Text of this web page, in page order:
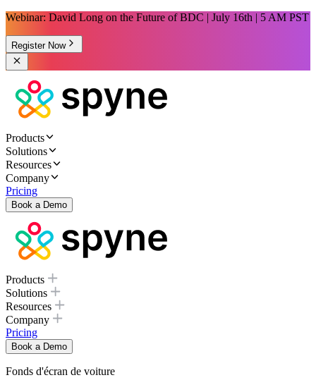
Webinar: David Long on the Future of BDC | July 16th | 5 AM PST
Register Now
Products
Solutions
Resources
Company
Pricing
Book a Demo
Products
Solutions
Resources
Company
Pricing
Book a Demo
Fonds d'écran de voiture